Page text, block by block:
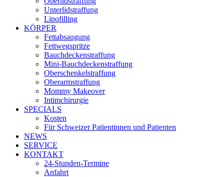
Unterlidstraffung
Lipofilling
KÖRPER
Fettabsaugung
Fettwegspritze
Bauchdeckenstraffung
Mini-Bauchdeckenstraffung
Oberschenkelstraffung
Oberarmstraffung
Mommy Makeover
Intimchirurgie
SPECIALS
Kosten
Für Schweizer Patientinnen und Patienten
NEWS
SERVICE
KONTAKT
24-Stunden-Termine
Anfahrt